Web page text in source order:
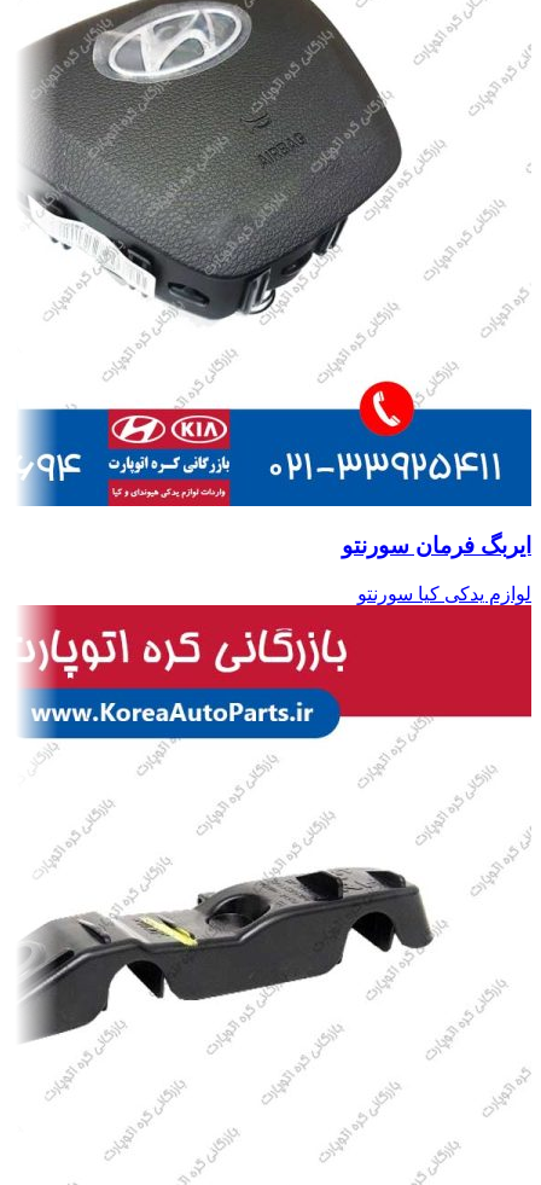
ایربگ فرمان سورنتو
لوازم یدکی کیا سورنتو